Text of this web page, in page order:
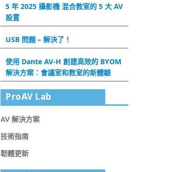
5 年 2025 攝影機 混合教室的 5 大 AV
設置
USB 問題 – 解決了！
使用 Dante AV-H 創建高效的 BYOM
解決方案：會議室和教室的新體驗
ProAV Lab
AV 解決方案
技術指南
韌體更新